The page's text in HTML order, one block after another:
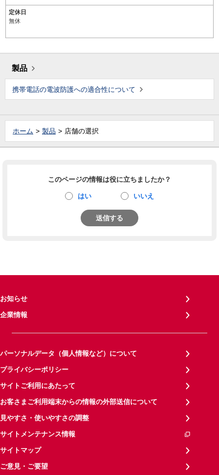
定休日
無休
製品
携帯電話の電波防護への適合性について
ホーム 製品 店舗の選択
このページの情報は役に立ちましたか？
はい いいえ
送信する
お知らせ
企業情報
パーソナルデータ（個人情報など）について
プライバシーポリシー
サイトご利用にあたって
お客さまご利用端末からの情報の外部送信について
見やすさ・使いやすさの調整
サイトメンテナンス情報
サイトマップ
ご意見・ご要望